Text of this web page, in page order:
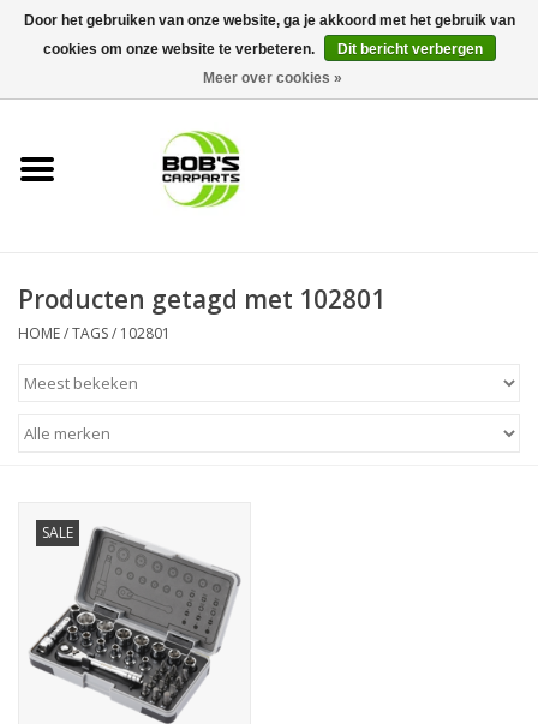
0 Artikelen - €0,00
KS TOOLS
Next Gereedschapswagens
Opbergsystemen
Automaterialen
Starten & laden
Diagnose & meten
Producten getagd met 102801
HOME/TAGS/ 102801
SALE
Door het gebruiken van onze website, ga je akkoord met het gebruik van
cookies om onze website te verbeteren.
Dit bericht verbergen
Meer over cookies »